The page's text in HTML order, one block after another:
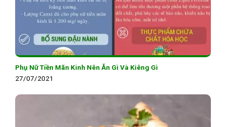
Phụ Nữ Tiền Mãn Kinh Nên Ăn Gì Và Kiêng Gì
27/07/2021